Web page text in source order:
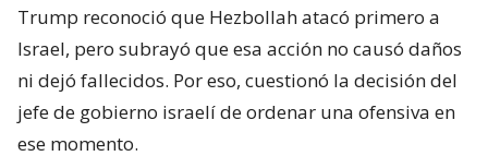
Trump reconoció que Hezbollah atacó primero a
Israel, pero subrayó que esa acción no causó daños
ni dejó fallecidos. Por eso, cuestionó la decisión del
jefe de gobierno israelí de ordenar una ofensiva en
ese momento.